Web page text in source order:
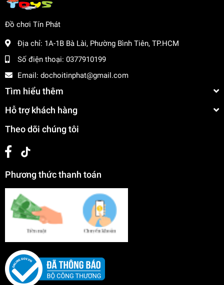
Đồ chơi Tín Phát
Địa chỉ: 1A-1B Bà Lài, Phường Bình Tiên, TP.HCM
Số điện thoại: 0377910199
Email: dochoitinphat@gmail.com
Tìm hiểu thêm
Hỗ trợ khách hàng
Theo dõi chúng tôi
Phương thức thanh toán